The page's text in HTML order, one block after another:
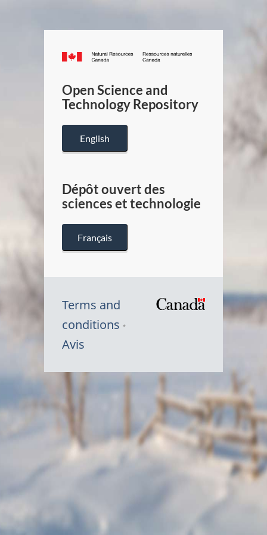
Canada.ca
/
Canada
Open Science and
Technology Repository
English
Dépôt ouvert des
sciences et technologie
Français
Terms and
conditions
Avis
Symbole
Canada